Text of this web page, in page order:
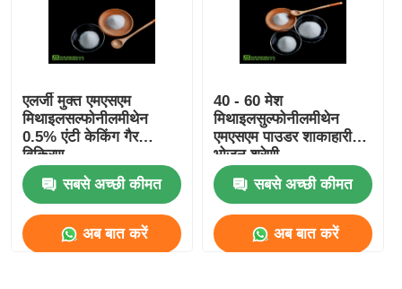
घर
उत्पाद
वीडियो
एलर्जी मुक्त एमएसएम
मिथाइलसल्फोनीलमीथेन
0.5% एंटी केकिंग गैर
विकिरण
सबसे अच्छी कीमत
अब बात करें
40 - 60 मेश
मिथाइलसुल्फोनीलमीथेन
एमएसएम पाउडर शाकाहारी
भोजन श्रेणी
सबसे अच्छी कीमत
अब बात करें